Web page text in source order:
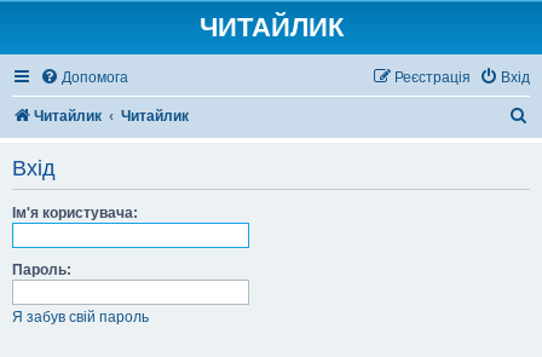
ЧИТАЙЛИК
Допомога Вхід
Реєстрація
Читайлик Читайлик
Вхід
Ім'я користувача:
Пароль:
Я забув свій пароль